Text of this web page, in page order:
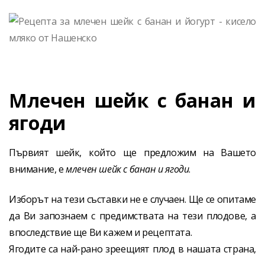
Млечен шейк с банан и
ягоди
Първият шейк, който ще предложим на Вашето
внимание, емлечен шейк с банан и ягоди.
Изборът на тези съставки не е случаен. Ще се опитаме
да Ви запознаем с предимствата на тези плодове, а
впоследствие ще Ви кажем и рецептата.
Ягодите са най-рано зреещият плод в нашата страна,